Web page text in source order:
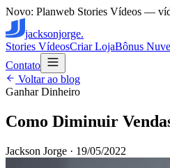
Novo: Planweb Stories Vídeos —
jacksonjorge.
Stories VídeosCriar LojaBônus
Contato
Voltar ao blog
Ganhar Dinheiro
Como Diminuir
Jackson Jorge · 19/05/2022